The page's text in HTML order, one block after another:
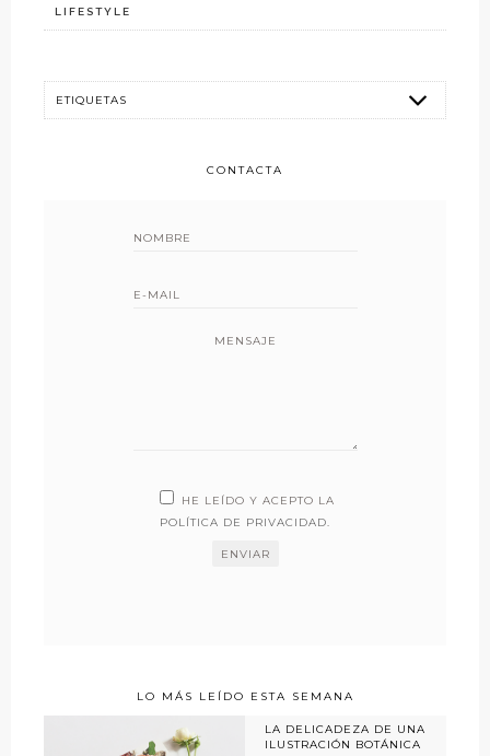
LIFESTYLE
CONTACTA
MENSAJE
HE LEÍDO Y ACEPTO LA
POLÍTICA DE PRIVACIDAD.
LO MÁS LEÍDO ESTA SEMANA
LA DELICADEZA DE UNA
ILUSTRACIÓN BOTÁNICA